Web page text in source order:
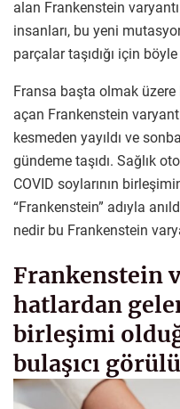
alan Frankenstein
insanları, bu yeni
parçalar taşıdığı için
Fransa başta olmak üzere
açan Frankenstein
kesmeden yayıldı ve
gündeme taşıdı. Sağlık
COVID soylarının
“Frankenstein” adıyla
nedir bu Frankenstein
Frankenstein
hatlardan
birleşimi
bulaşıcı